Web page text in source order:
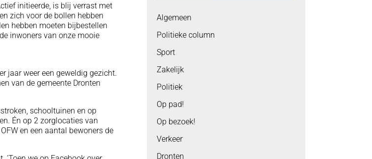
initieerde, is blij verrast met
zich voor de bollen hebben
hebben moeten bijbestellen
inwoners van onze mooie
jaar weer een geweldig gezicht.
van de gemeente Dronten
schooltuinen en op
Én op 2 zorglocaties van
en een aantal bewoners de
Algemeen
Politieke column
Sport
Zakelijk
Politiek
Op pad!
Op bezoek!
Verkeer
Dronten